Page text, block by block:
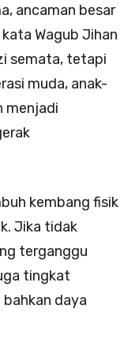
ancaman besar
Wagub Jihan
semata, tetapi
muda, anak-
menjadi
kembang fisik
Jika tidak
terganggu
tingkat
daya